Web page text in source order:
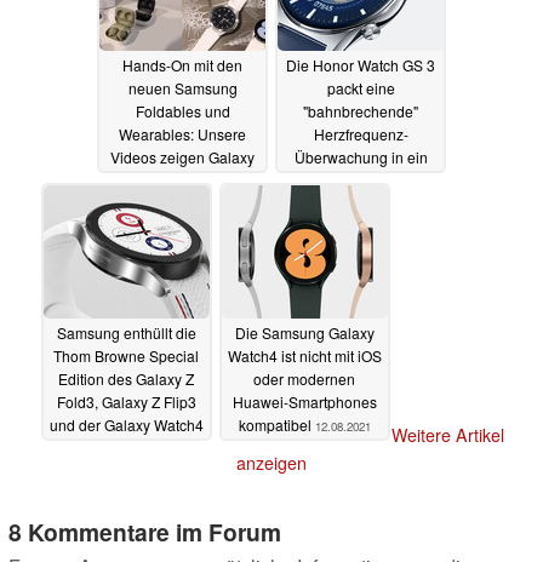
Hands-On mit den
neuen Samsung
Foldables und
Wearables: Unsere
Videos zeigen Galaxy
Flip3, Galaxy Watch4
und Galaxy Buds2 vor
dem Test14.08.2021
Die Honor Watch GS 3
packt eine
"bahnbrechende"
Herzfrequenz-
Überwachung in ein
13.08.2021
Samsung enthüllt die
Thom Browne Special
Edition des Galaxy Z
Fold3, Galaxy Z Flip3
und der Galaxy Watch4
Die Samsung Galaxy
Watch4 ist nicht mit iOS
oder modernen
Huawei-Smartphones
kompatibel 12.08.2021
Weitere Artikel
anzeigen
8 Kommentare im Forum